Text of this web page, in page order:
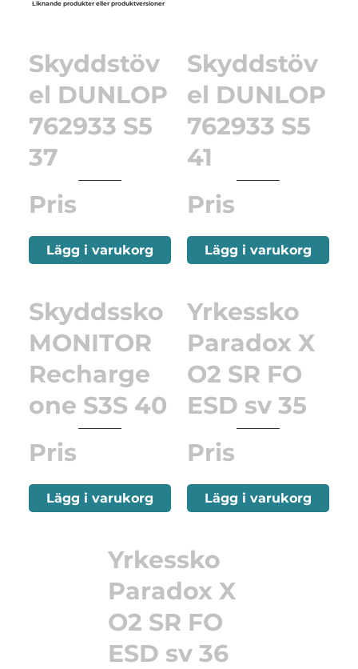
Liknande produkter eller produktversioner
Skyddstöv
el DUNLOP
762933 S5
37
Pris
Lägg i varukorg
Skyddstöv
el DUNLOP
762933 S5
41
Pris
Lägg i varukorg
Skyddssko
MONITOR
Recharge
one S3S 40
Pris
Lägg i varukorg
Yrkessko
Paradox X
O2 SR FO
ESD sv 35
Pris
Lägg i varukorg
Yrkessko
Paradox X
O2 SR FO
ESD sv 36